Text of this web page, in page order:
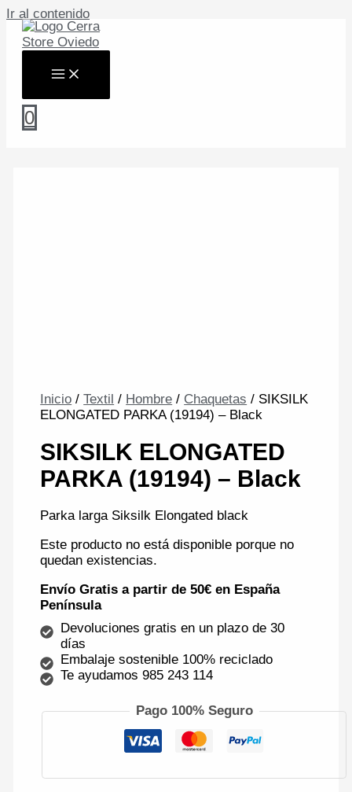
Ir al contenido
0
Inicio /Textil / Hombre / Chaquetas / SIKSILK
ELONGATED PARKA (19194) – Black
SIKSILK ELONGATED
PARKA (19194) – Black
Parka larga Siksilk Elongated black
Este producto no está disponible porque no
quedan existencias.
Envío Gratis a partir de 50€ en España
Península
Devoluciones gratis en un plazo de 30
días
Embalaje sostenible 100% reciclado
Te ayudamos 985 243 114
Pago 100% Seguro